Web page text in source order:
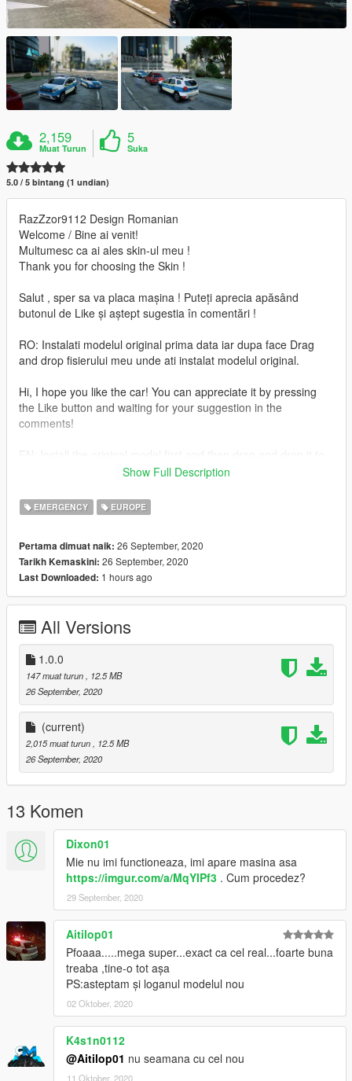
2,159
Muat Turun
5
Suka
5.0 / 5 bintang (1 undian)
RazZzor9112 Design Romanian
Welcome / Bine ai venit!
Multumesc ca ai ales skin-ul meu !
Thank you for choosing the Skin !
Salut , sper sa va placa mașina ! Puteți aprecia apăsând
butonul de Like și aștept sugestia în comentări !
RO: Instalati modelul original prima data iar dupa face Drag
and drop fisierului meu unde ati instalat modelul original.
Hi, I hope you like the car! You can appreciate it by pressing
the Like button and waiting for your suggestion in the
comments!
my file where you installed the original model.
--------------- Installation -------------
Use the OpenIV to replace the files: Grand Theft Auto
cles.rpf\
Grand Theft Auto
V\update\x64\dlcpacks\patchday3ng\dlc.rpf\x64\levels\gta5\vehi
CREDIT MODEL :
THANKS FOR MODEL *****
Original: https://urgencesmods.fr/mods/vehicules/dacia-duster-
2019-gendarmerie-els/
Credits:
Vehicle: FSM
Show Full Description
EMERGENCY EUROPE
Pertama dimuat naik: 26 September, 2020
Tarikh Kemaskini: 26 September, 2020
Last Downloaded: 1 hours ago
All Versions
1.0.0
147 muat turun
, 12.5 MB
26 September, 2020
(current)
2,015 muat turun
, 12.5 MB
26 September, 2020
13 Komen
Dixon01
Mie nu imi functioneaza, imi apare masina asa
https://imgur.com/a/MqYIPf3 . Cum procedez?
29 September, 2020
Aitilop01
Pfoaaa.....mega super...exact ca cel real...foarte buna
treaba ,tine-o tot așa
PS:asteptam și loganul modelul nou
02 Oktober, 2020
K4s1n0112
@Aitilop01 nu seamana cu cel nou
11 Oktober, 2020